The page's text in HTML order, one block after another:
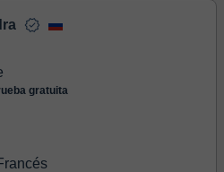
y tiempo que dispones
Dispongo de todo el
gratuita